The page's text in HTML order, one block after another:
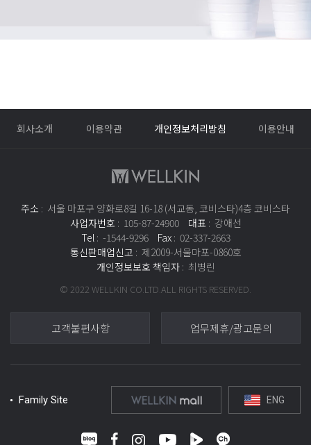
대하여 「동의」버튼 또는 「취소」버튼을 클릭할 수 있는 절차를 마련하여,
2. 수집하는 개인정보의 항목 및 수집방법
㈜코비스타는 이용자들이 회원서비스를 이용하기 위해 회원으로 가입하실 때 서비스
제공을 위한 필수/선택적인 정보들을 온라인상에서 입력 받고 있습니다.
- 회원 가입 시에 받는 필수적인 정보 : 이름, 핸드폰번호, 성별, 생년월일
- 회원제 서비스 이용에 따른 본인 확인 절차에 이용 시 수집 정보 : 아이디, 비밀번호
- 서비스 및 부가 서비스 이용에 대한 요금 결제 시 수집하는 정보 : 은행계좌정보,
- 14세미만 가입자의 경우 법정대리인의 정보
나. 수집 방법
- 홈페이지, 모바일기기, 서면양식, 팩스, 전화, 상담 게시판, 이메일, 이벤트 응모,
- 협력회사로부터의 제공
- 생성정보 수집 툴을 통한 수집
회사소개 이용약관 개인정보처리방침 이용안내
주소 : 서울 마포구 양화로8길 16-18 (서교동, 코비스타)4층 코비스타
사업자번호 : 105-87-24900 대표 : 강애선
Tel : -1544-9296 Fax: 02-337-2663
통신판매업신고 : 제2009-서울마포-0860호
개인정보보호 책임자: 최병린
© 2022 WELLKIN CO.LTD.ALL RIGHTS RESERVED.
고객불편사항 업무제휴/광고문의
Family Site ENG